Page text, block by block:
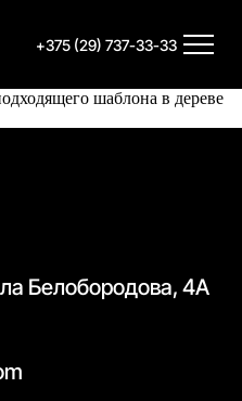
+375 (29) 737-33-33
шаблона в дереве
Белобородова, 4А